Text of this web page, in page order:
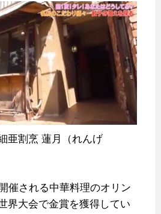
亜割烹 蓮月（れんげ
催される中華料理のオリン
界大会で金賞を獲得してい